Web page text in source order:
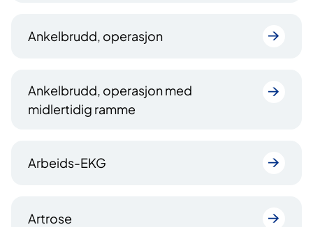
Ankelbrudd, operasjon
Ankelbrudd, operasjon med
midlertidig ramme
Arbeids-EKG
Artrose